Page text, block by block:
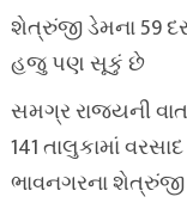
શેત્રુંજી ડેમના 59
હજુ પણ સૂકું છે
સમગ્ર રાજ્યની
141 તાલુકામાં
ભાવનગરના